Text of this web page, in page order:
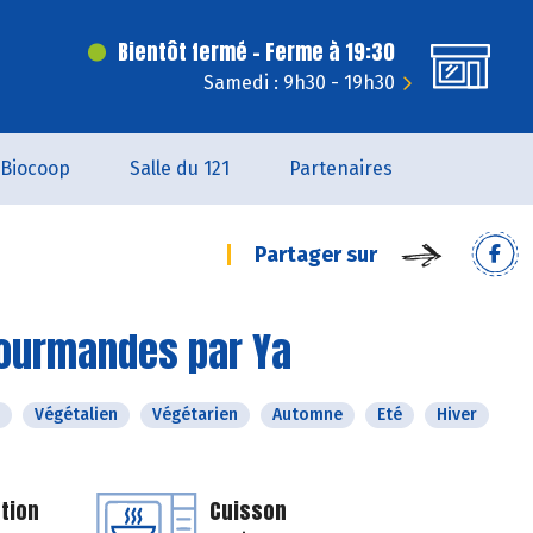
Bientôt fermé - Ferme à 19:30
Samedi : 9h30 - 19h30
Biocoop Salle du 121 Partenaires
Partager sur
par Ya
Végétalien Végétarien Automne Eté
Hiver
Cuisson